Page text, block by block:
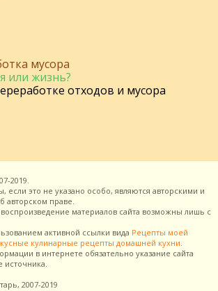
мусора
или жизнь?
отходов и мусора
2019.
если это не указано особо, являются авторскими и
авторском праве.
материалов сайта возможны лишь с
активной ссылки вида Рецепты моей
кулинарные рецепты домашней кухни.
в интернете обязательно указание сайта
источника.
2007-2019